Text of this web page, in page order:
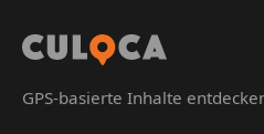
GPS-basierte Inhalte